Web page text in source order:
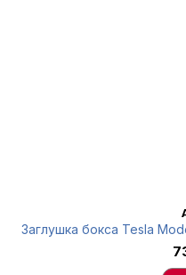
Заглушка бокса Tesla